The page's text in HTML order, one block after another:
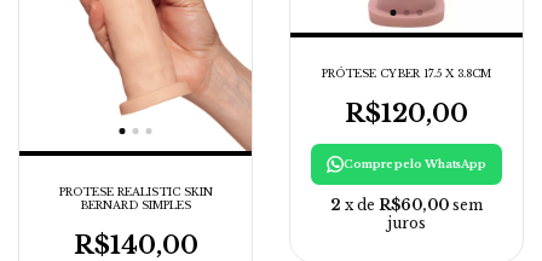
PROTESE REALISTIC SKIN
BERNARD SIMPLES
R$140,00
PRÓTESE CYBER 17.5 X 3.8CM
R$120,00
Compre pelo WhatsApp
2 x de R$60,00 sem
juros